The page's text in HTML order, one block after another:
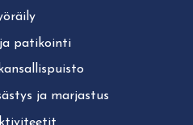
patikointi
ja marjastus